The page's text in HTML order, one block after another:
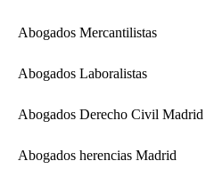
Abogados Mercantilistas
Abogados Laboralistas
Abogados Derecho Civil Madrid
Abogados herencias Madrid